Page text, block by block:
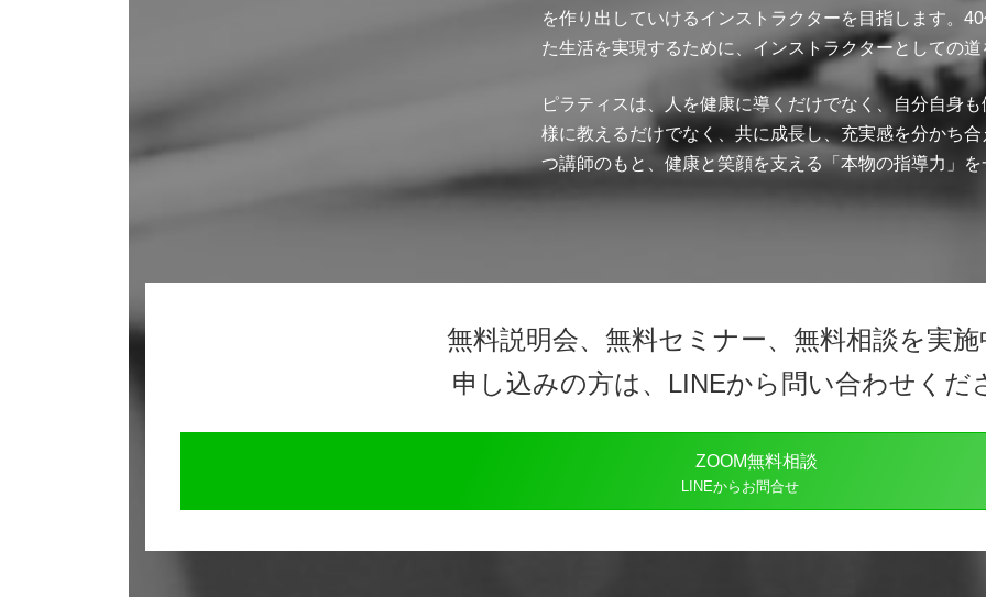
を作り出していけるインストラクターを目指します。
た生活を実現するために、インストラクターとしての
ピラティスは、人を健康に導くだけでなく、自分自身
様に教えるだけでなく、共に成長し、充実感を分かち
つ講師のもと、健康と笑顔を支える「本物の指導力」
無料説明会、無料セミナー、無料相談を実施
申し込みの方は、LINEから問い合わせくだ
ZOOM無料相談
LINEからお問合せ